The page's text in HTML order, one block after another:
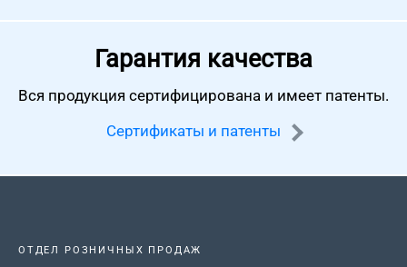
Гарантия качества
Вся продукция сертифицирована и имеет патенты.
Сертификаты и патенты
ОТДЕЛ РОЗНИЧНЫХ ПРОДАЖ